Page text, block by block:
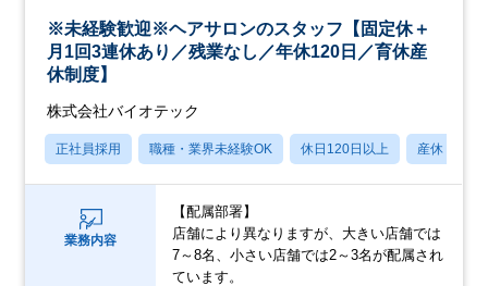
※未経験歓迎※ヘアサロンのスタッフ【固定休＋
月1回3連休あり／残業なし／年休120日／育休産
休制度】
株式会社バイオテック
正社員採用 職種・業界未経験OK 休日120日以上 産休・育休
業務内容
【配属部署】
店舗により異なりますが、大きい店舗では
7～8名、小さい店舗では2～3名が配属され
ています。